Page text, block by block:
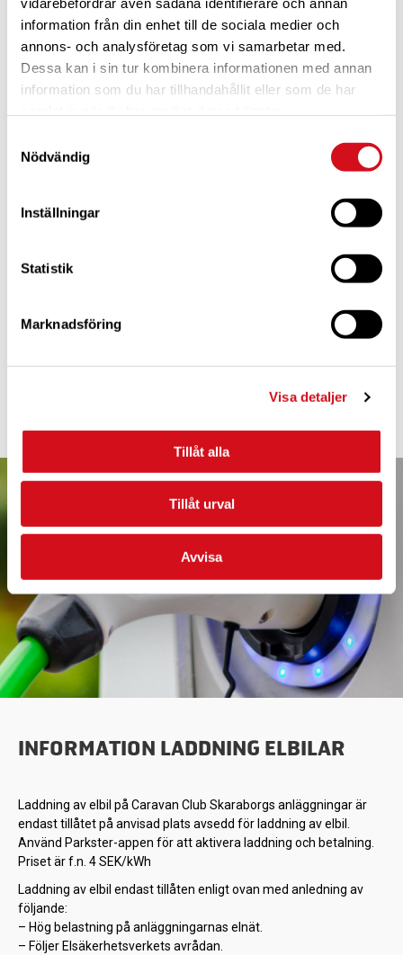
information från din enhet till de sociala medier och
annons- och analysföretag som vi samarbetar med.
Dessa kan i sin tur kombinera informationen med annan
information som du har tillhandahållit eller som de har
Nödvändig
Inställningar
Statistik
Marknadsföring
Visa detaljer
Tillåt alla
Tillåt urval
Avvisa
INTRESSE AV ÅRSPLATS PÅ
HÖKENSÅS
Vid intresse av
årsplats eller vinterplats på Hökensås vänligen se
Medlemspriser:
Årsplats (1/1-26– 31/12-26), exklusive el: 8100 kr
INFORMATION LADDNING ELBILAR
Laddning av elbil på Caravan Club Skaraborgs anläggningar är
endast tillåtet på anvisad plats avsedd för laddning av elbil.
Använd Parkster-appen för att aktivera laddning och betalning.
Priset är f.n. 4 SEK/kWh
Laddning av elbil endast tillåten enligt ovan med anledning av
följande:
– Hög belastning på anläggningarnas elnät.
– Följer Elsäkerhetsverkets avrådan.